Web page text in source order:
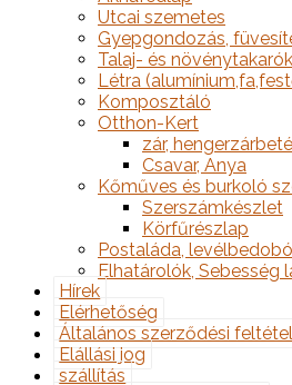
Utcai szemetes
Gyepgondozás,
Talaj- és növénytakarók
Létra
Komposztáló
Otthon-Kert
zár,
Csavar, Anya
Kőműves és burkoló
Szerszámkészlet
Körfűrészlap
Postaláda, levélbedobó
Elhatárolók, Sebesség
Hírek
Elérhetőség
Általános szerződési
Elállási jog
szállítás